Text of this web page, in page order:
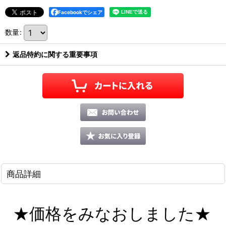
Facebookでシェア
数量:
返品特約に関する重要事項
商品詳細
★価格をみなおしました★